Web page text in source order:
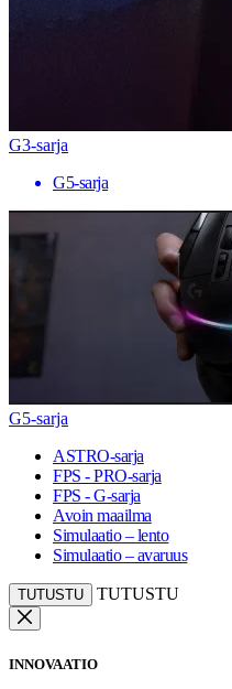
G3-sarja
G5-sarja
G5-sarja
ASTRO-sarja
FPS - PRO-sarja
FPS - G-sarja
Avoin maailma
Simulaatio – lento
Simulaatio – avaruus
TUTUSTU TUTUSTU
INNOVAATIO